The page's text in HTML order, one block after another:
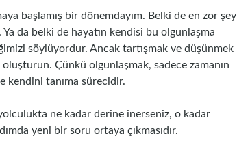
başlamış bir dönemdayım. Belki de en zor şey
Ya da belki de hayatın kendisi bu olgunlaşma
söylüyordur. Ancak tartışmak ve düşünmek
Çünkü olgunlaşmak, sadece zamanın
kendini tanıma sürecidir.
ne kadar derine inerseniz, o kadar
yeni bir soru ortaya çıkmasıdır.